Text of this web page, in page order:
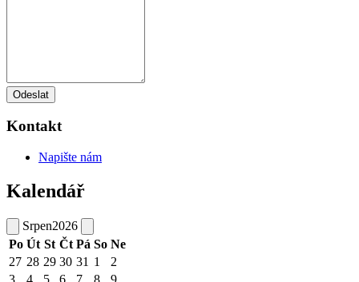
Odeslat
Kontakt
Napište nám
Kalendář
Srpen2026
Po Út St Čt Pá So Ne
27 28 29 30 31 1
2
3
4 5 6 7 8
9